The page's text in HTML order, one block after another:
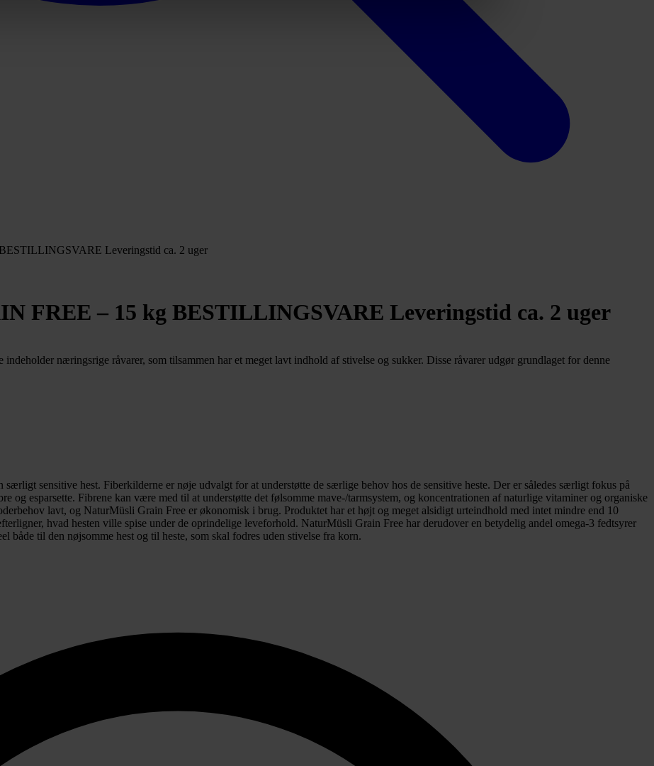
Leveringstid ca. 2 uger
FREE – 15 kg BESTILLINGSVARE Leveringstid ca. 2 uger
indeholder næringsrige råvarer, som tilsammen har et meget lavt indhold af stivelse og sukker. Disse råvarer udgør grundlaget for denne
sensitive hest. Fiberkilderne er nøje udvalgt for at understøtte de særlige behov hos de sensitive heste. Der er således særligt fokus på
og esparsette. Fibrene kan være med til at understøtte det følsomme mave-/tarmsystem, og koncentrationen af naturlige vitaminer og organiske
lavt, og NaturMüsli Grain Free er økonomisk i brug. Produktet har et højt og meget alsidigt urteindhold med intet mindre end 10
hvad hesten ville spise under de oprindelige leveforhold. NaturMüsli Grain Free har derudover en betydelig andel omega-3 fedtsyrer
til den nøjsomme hest og til heste, som skal fodres uden stivelse fra korn.